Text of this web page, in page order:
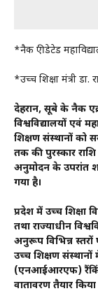
*नैक एक्रीडेटेड
*उच्च शिक्षा मंत्री
देहरादून, सूबे के नैक
विश्वविद्यालयों एवं
शिक्षण संस्थानों को
तक की पुरस्कार
अनुमोदन के उपरांत
गया है।
प्रदेश में उच्च शिक्षा
तथा राज्याधीन
अनुरूप विभिन्न
उच्च शिक्षण संस्थानों
(एनआईआरएफ) रैंकिंग
वातावरण तैयार